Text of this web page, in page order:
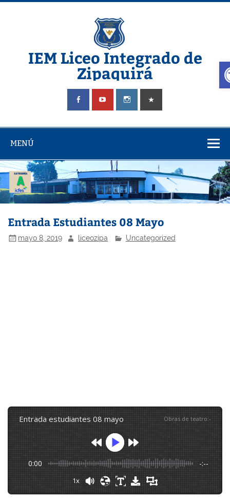
Saltar
IEM Liceo Integrado de
Zipaquirá
Pagina del Liceo Integrado Zipaquira
MENÚ
Entrada Estudiantes 08 Mayo
mayo 8, 2019 liceozipa Uncategorized
entrada estudiantes 08 mayo Obras de teatro:-
0:00 -:--
1x